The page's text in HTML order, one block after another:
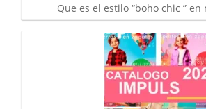
Que es el estilo “boho chic ” en